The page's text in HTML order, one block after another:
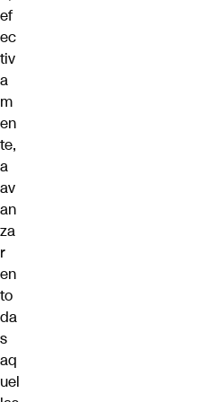
ef
ec
tiv
a
m
en
te,
a
av
an
za
r
en
to
da
s
aq
uel